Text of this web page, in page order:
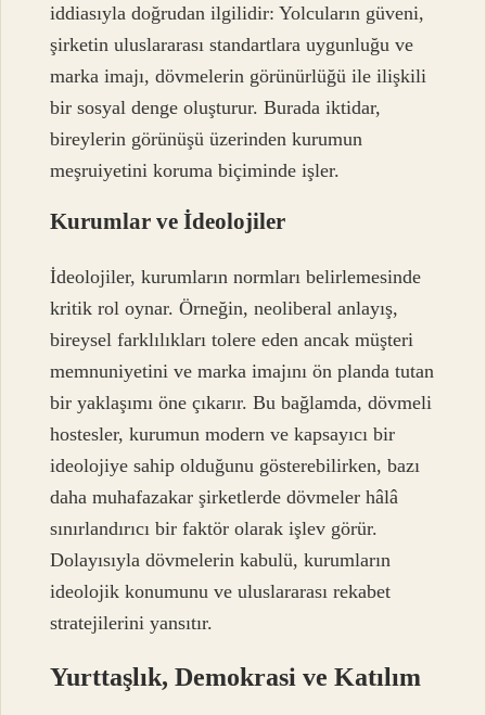
iddiasıyla doğrudan ilgilidir: Yolcuların güveni,
şirketin uluslararası standartlara uygunluğu ve
marka imajı, dövmelerin görünürlüğü ile ilişkili
bir sosyal denge oluşturur. Burada iktidar,
bireylerin görünüşü üzerinden kurumun
meşruiyetini koruma biçiminde işler.
Kurumlar ve İdeolojiler
İdeolojiler, kurumların normları belirlemesinde
kritik rol oynar. Örneğin, neoliberal anlayış,
bireysel farklılıkları tolere eden ancak müşteri
memnuniyetini ve marka imajını ön planda tutan
bir yaklaşımı öne çıkarır. Bu bağlamda, dövmeli
hostesler, kurumun modern ve kapsayıcı bir
ideolojiye sahip olduğunu gösterebilirken, bazı
daha muhafazakar şirketlerde dövmeler hâlâ
sınırlandırıcı bir faktör olarak işlev görür.
Dolayısıyla dövmelerin kabulü, kurumların
ideolojik konumunu ve uluslararası rekabet
stratejilerini yansıtır.
Yurttaşlık, Demokrasi ve Katılım